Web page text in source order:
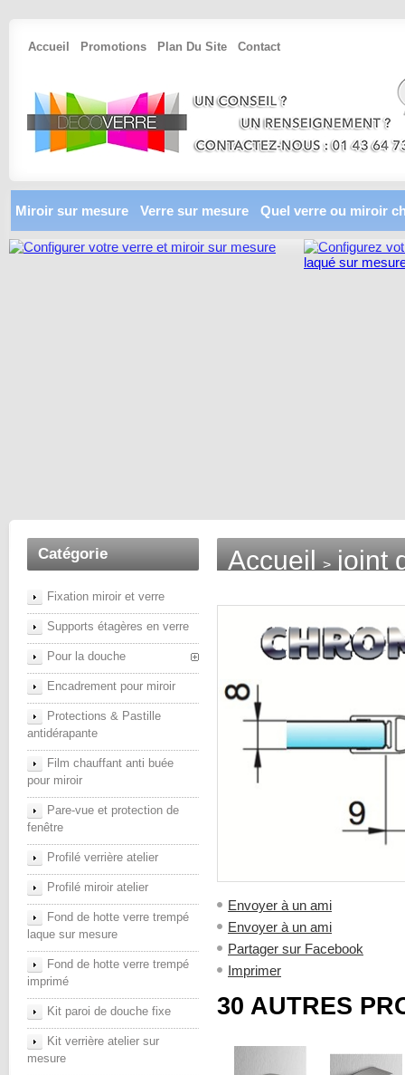
Miroir sur mesure Verre sur mesure Quel verre ou miroir
Accueil Promotions Plan Du Site Contact
Catégorie
Fixation miroir et verre
Supports étagères en verre
Pour la douche
Encadrement pour miroir
Protections & Pastille
antidérapante
Film chauffant anti buée
pour miroir
Pare-vue et protection de
fenêtre
Profilé verrière atelier
Profilé miroir atelier
Fond de hotte verre trempé
laque sur mesure
Fond de hotte verre trempé
imprimé
Kit paroi de douche fixe
Kit verrière atelier sur
mesure
Accueil > joint
Envoyer à un ami
Envoyer à un ami
Partager sur Facebook
Imprimer
30 AUTRES